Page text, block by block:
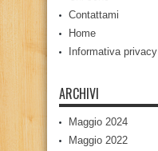
Contattami
Home
Informativa privacy
ARCHIVI
Maggio 2024
Maggio 2022